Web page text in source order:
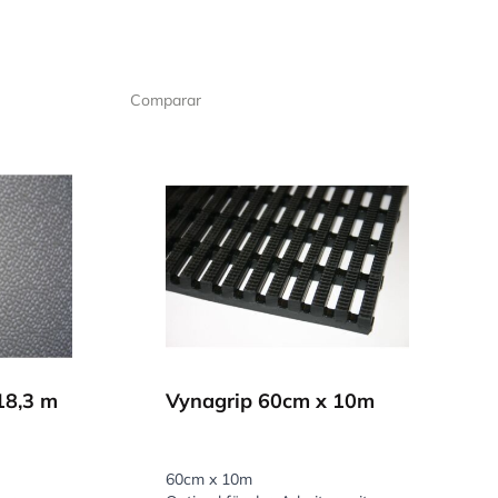
se trabaja
se calculan por
m
Comparar
Vynagrip 60cm x 10m
60cm x 10m